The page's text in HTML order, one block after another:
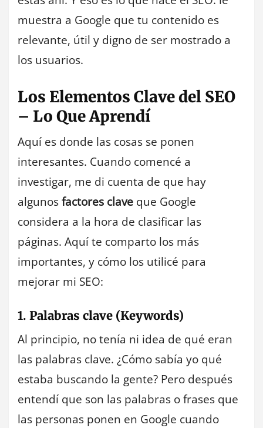
muestra a Google que tu contenido es
relevante, útil y digno de ser mostrado a
los usuarios.
Los Elementos Clave del SEO
– Lo Que Aprendí
Aquí es donde las cosas se ponen
interesantes. Cuando comencé a
investigar, me di cuenta de que hay
algunosfactores clave que Google
considera a la hora de clasificar las
páginas. Aquí te comparto los más
importantes, y cómo los utilicé para
mejorar mi SEO:
1. Palabras clave (Keywords)
Al principio, no tenía ni idea de qué eran
las palabras clave. ¿Cómo sabía yo qué
estaba buscando la gente? Pero después
entendí que son las palabras o frases que
las personas ponen en Google cuando